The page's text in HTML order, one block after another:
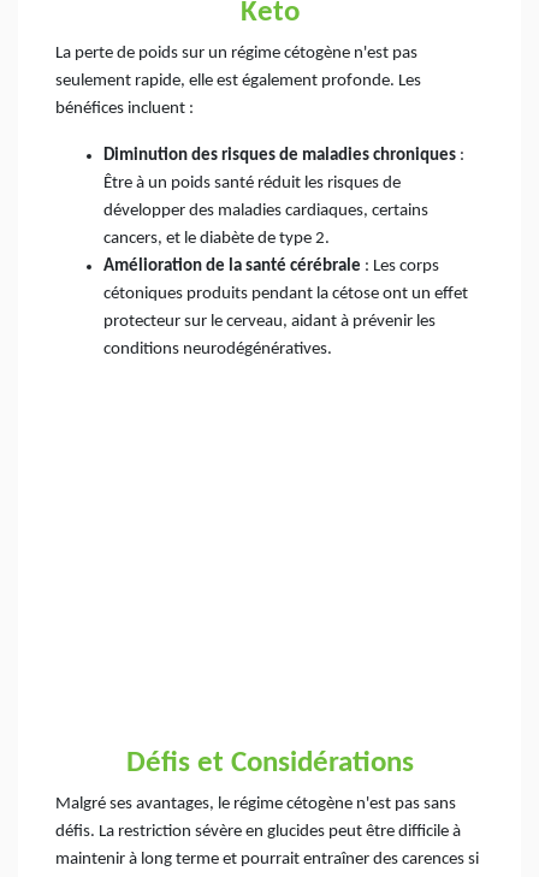
Keto
La perte de poids sur un régime cétogène n'est pas
seulement rapide, elle est également profonde. Les
bénéfices incluent :
Diminution des risques de maladies chroniques :
Être à un poids santé réduit les risques de
développer des maladies cardiaques, certains
cancers, et le diabète de type 2.
Amélioration de la santé cérébrale : Les corps
cétoniques produits pendant la cétose ont un effet
protecteur sur le cerveau, aidant à prévenir les
conditions neurodégénératives.
Défis et Considérations
Malgré ses avantages, le régime cétogène n'est pas sans
défis. La restriction sévère en glucides peut être difficile à
maintenir à long terme et pourrait entraîner des carences si